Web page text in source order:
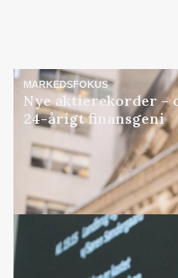
MARKEDSFOKUS
Nye aktierekorder –
24-årigt finansgeni